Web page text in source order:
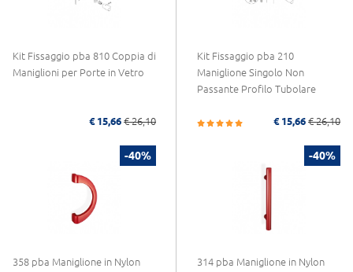
Kit Fissaggio pba 810 Coppia di
Maniglioni per Porte in Vetro
€ 15,66 € 26,10
Kit Fissaggio pba 210
Maniglione Singolo Non
Passante Profilo Tubolare
€ 15,66 € 26,10
-40%
358 pba Maniglione in Nylon
-40%
314 pba Maniglione in Nylon